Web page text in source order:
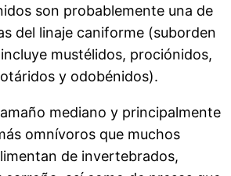
son probablemente una de
del linaje caniforme (suborden
mustélidos, prociónidos,
y odobénidos).
mediano y principalmente
omnívoros que muchos
de invertebrados,